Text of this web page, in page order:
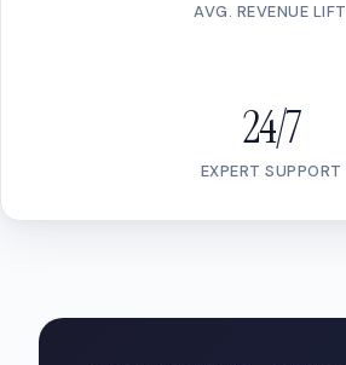
AVG. REVENUE LIFT
24/7
EXPERT SUPPORT